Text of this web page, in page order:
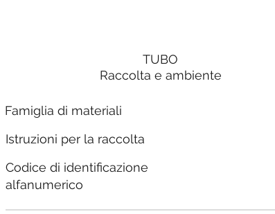
TUBO
Raccolta e ambiente
Famiglia di materiali
Istruzioni per la raccolta
Codice di identificazione
alfanumerico